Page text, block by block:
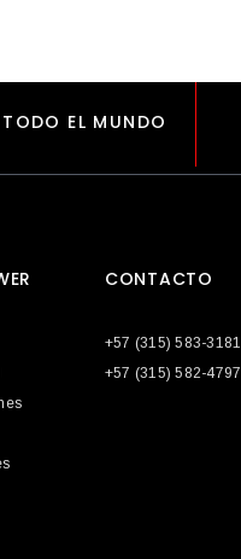
EL MUNDO
CONTACTO
+57 (315) 583-3181
+57 (315) 582-4797